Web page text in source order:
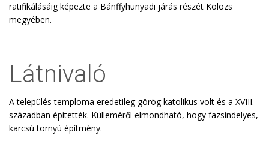
ratifikálásáig képezte a Bánffyhunyadi járás részét Kolozs
megyében.
Látnivaló
A település temploma eredetileg görög katolikus volt és a XVIII.
században építették. Külleméről elmondható, hogy fazsindelyes,
karcsú tornyú építmény.